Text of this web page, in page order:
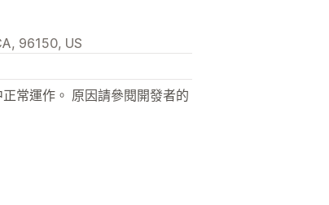
96150, US
常運作。 原因請參閱開發者的